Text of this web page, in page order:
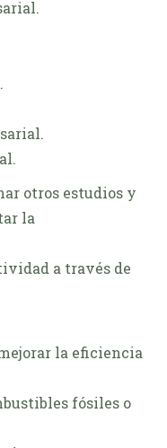
otros estudios y
la
a través de
la eficiencia
fósiles o